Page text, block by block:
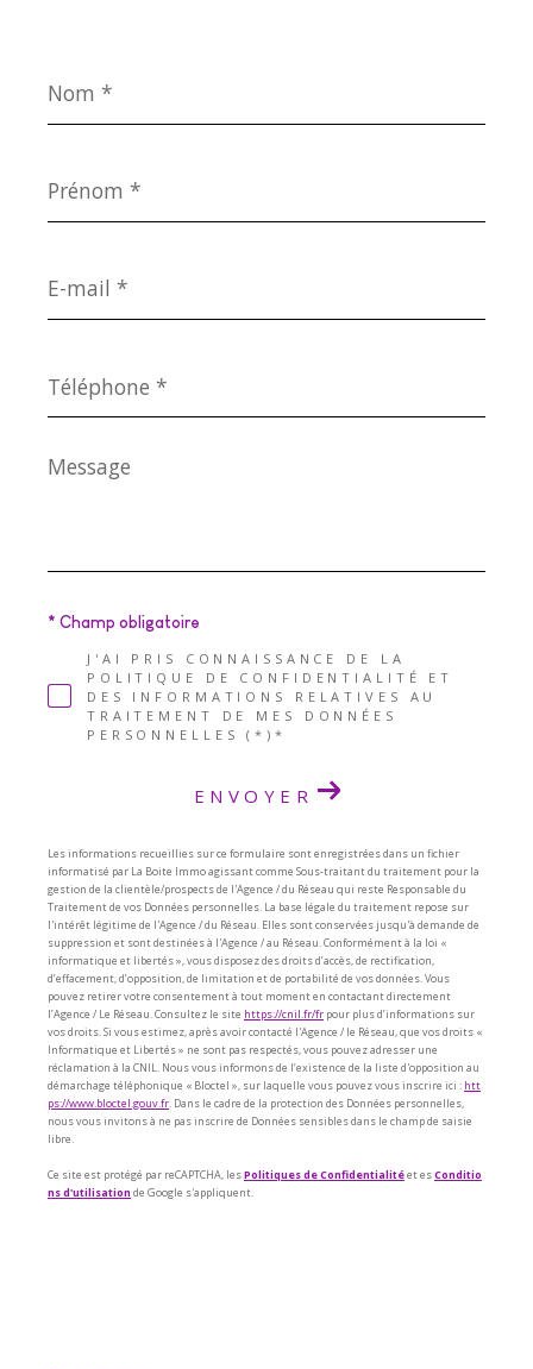
*
*
mail
*
*
Message
*
J'AI PRIS CONNAISSANCE DE LA
POLITIQUE DE CONFIDENTIALITÉ ET
DES INFORMATIONS RELATIVES AU
TRAITEMENT DE MES DONNÉES
PERSONNELLES (*)*
* Champ obligatoire
ENVOYER
Les informations recueillies sur ce formulaire sont enregistrées dans un fichier
informatisé par La Boite Immo agissant comme Sous-traitant du traitement pour la
gestion de la clientèle/prospects de l'Agence / du Réseau qui reste Responsable du
Traitement de vos Données personnelles. La base légale du traitement repose sur
l'intérêt légitime de l'Agence / du Réseau. Elles sont conservées jusqu'à demande de
suppression et sont destinées à l'Agence / au Réseau. Conformément à la loi «
informatique et libertés », vous disposez des droits d’accès, de rectification,
d’effacement, d’opposition, de limitation et de portabilité de vos données. Vous
pouvez retirer votre consentement à tout moment en contactant directement
l’Agence / Le Réseau. Consultez le site https://cnil.fr/fr pour plus d’informations sur
vos droits. Si vous estimez, après avoir contacté l'Agence / le Réseau, que vos droits «
Informatique et Libertés » ne sont pas respectés, vous pouvez adresser une
réclamation à la CNIL. Nous vous informons de l’existence de la liste d'opposition au
démarchage téléphonique « Bloctel », sur laquelle vous pouvez vous inscrire ici : htt
ps://www.bloctel.gouv.fr . Dans le cadre de la protection des Données personnelles,
nous vous invitons à ne pas inscrire de Données sensibles dans le champ de saisie
libre.
Ce site est protégé par reCAPTCHA, lesPolitiques de Confidentialitéet esConditio
ns d'utilisation de Google s'appliquent.